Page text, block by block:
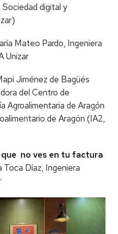
digital y
Mateo Pardo, Ingeniera
Unizar
Jiménez de Bagüés
del Centro de
Agroalimentaria de Aragón
de Aragón (IA2,
no ves en tu factura
Toca Díaz, Ingeniera